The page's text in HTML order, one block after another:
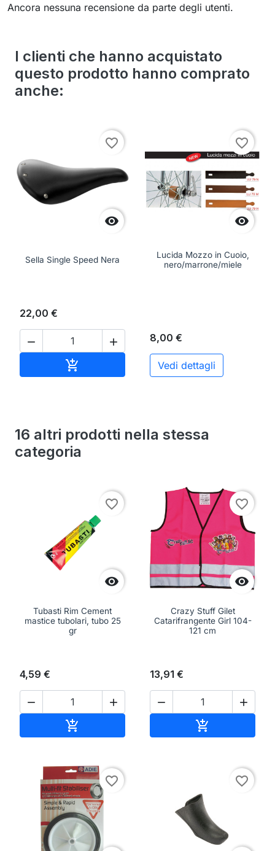
Ancora nessuna recensione da parte degli utenti.
I clienti che hanno acquistato
questo prodotto hanno comprato
anche:

favorite_border
Sella Single Speed Nera
22,00 €
 
 Aggiungi al carrello

favorite_border
Lucida Mozzo in Cuoio,
nero/marrone/miele
8,00 €
Vedi dettagli
16 altri prodotti nella stessa
categoria

favorite_border
Tubasti Rim Cement
mastice tubolari, tubo 25
gr
4,59 €
 


favorite_border
Crazy Stuff Gilet
Catarifrangente Girl 104-
121 cm
13,91 €
 

favorite_border favorite_border